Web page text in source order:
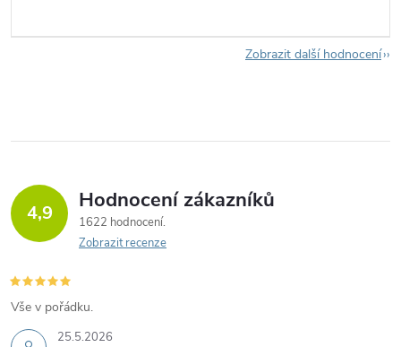
Zobrazit další hodnocení
4,9 Hodnocení zákazníků
1622 hodnocení
Zobrazit recenze
25.5.2026
Vše v pořádku.